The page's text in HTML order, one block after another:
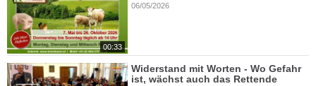
00:33
06/05/2026
Widerstand mit Worten - Wo Gefahr
ist, wächst auch das Rettende